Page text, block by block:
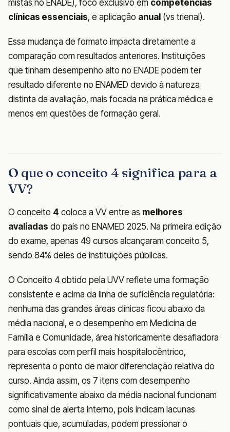
mistas no ENADE), foco exclusivo em competências
clínicas essenciais, e aplicação anual (vs trienal).
Essa mudança de formato impacta diretamente a
comparação com resultados anteriores. Instituições
que tinham desempenho alto no ENADE podem ter
resultado diferente no ENAMED devido à natureza
distinta da avaliação, mais focada na prática médica e
menos em questões de formação geral.
O que o conceito 4 significa para a
VV?
O conceito 4 coloca a VV entre as melhores
avaliadas do país no ENAMED 2025. Na primeira edição
do exame, apenas 49 cursos alcançaram conceito 5,
sendo 84% deles de instituições públicas.
O Conceito 4 obtido pela UVV reflete uma formação
consistente e acima da linha de suficiência regulatória:
nenhuma das grandes áreas clínicas ficou abaixo da
média nacional, e o desempenho em Medicina de
Família e Comunidade, área historicamente desafiadora
para escolas com perfil mais hospitalocêntrico,
representa o ponto de maior diferenciação relativa do
curso. Ainda assim, os 7 itens com desempenho
significativamente abaixo da média nacional funcionam
como sinal de alerta interno, pois indicam lacunas
pontuais que, acumuladas, podem pressionar o